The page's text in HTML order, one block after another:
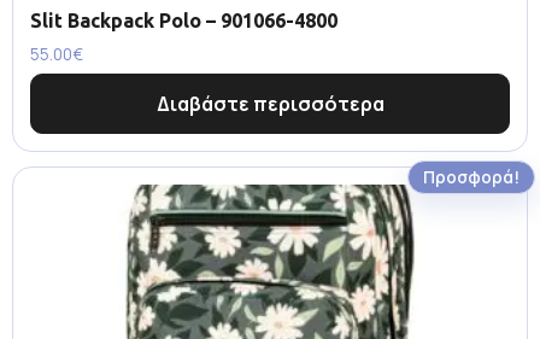
Slit Backpack Polo – 901066-4800
55.00€
Διαβάστε περισσότερα
Προσφορά!